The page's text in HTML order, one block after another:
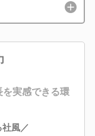
実感できる環
風／